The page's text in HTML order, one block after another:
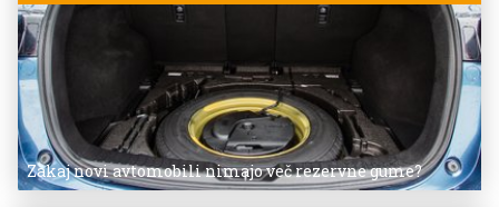
Zakaj novi avtomobili nimajo več rezervne gume?